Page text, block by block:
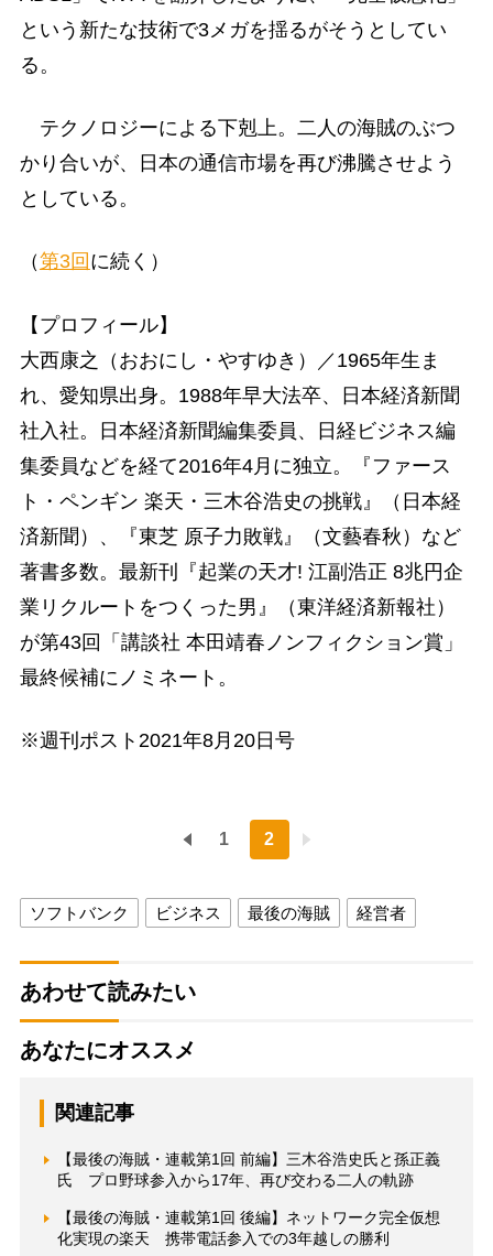
という新たな技術で3メガを揺るがそうとしてい
る。
テクノロジーによる下剋上。二人の海賊のぶつ
かり合いが、日本の通信市場を再び沸騰させよう
としている。
（第3回 に続く）
【プロフィール】
大西康之（おおにし・やすゆき）／1965年生ま
れ、愛知県出身。1988年早大法卒、日本経済新聞
社入社。日本経済新聞編集委員、日経ビジネス編
集委員などを経て2016年4月に独立。『ファース
ト・ペンギン 楽天・三木谷浩史の挑戦』（日本経
済新聞）、『東芝 原子力敗戦』（文藝春秋）など
著書多数。最新刊『起業の天才! 江副浩正 8兆円企
業リクルートをつくった男』（東洋経済新報社）
が第43回「講談社 本田靖春ノンフィクション賞」
最終候補にノミネート。
※週刊ポスト2021年8月20日号
1 2
ソフトバンク ビジネス 最後の海賊 経営者
あわせて読みたい
あなたにオススメ
関連記事
【最後の海賊・連載第1回 前編】三木谷浩史氏と孫正義
氏 プロ野球参入から17年、再び交わる二人の軌跡
【最後の海賊・連載第1回 後編】ネットワーク完全仮想
化実現の楽天 携帯電話参入での3年越しの勝利